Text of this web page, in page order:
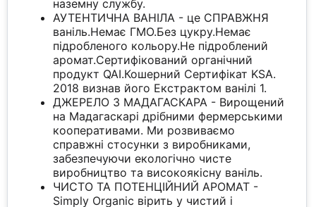
наземну службу.
АУТЕНТИЧНА ВАНІЛА - це СПРАВЖНЯ
ваніль.Немає ГМО.Без цукру.Немає
підробленого кольору.Не підроблений
аромат.Сертифікований органічний
продукт QAI.Кошерний Сертифікат KSA.
2018 визнав його Екстрактом ванілі 1.
ДЖЕРЕЛО З МАДАГАСКАРА - Вирощений
на Мадагаскарі дрібними фермерськими
кооперативами. Ми розвиваємо
справжні стосунки з виробниками,
забезпечуючи екологічно чисте
виробництво та високоякісну ваніль.
ЧИСТО ТА ПОТЕНЦІЙНИЙ АРОМАТ -
Simply Organic вірить у чистий і